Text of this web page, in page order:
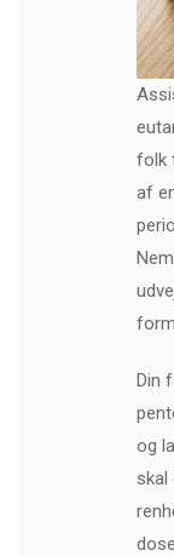
folk
af
Din
og
skal